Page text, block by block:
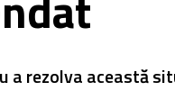
a rezolva această